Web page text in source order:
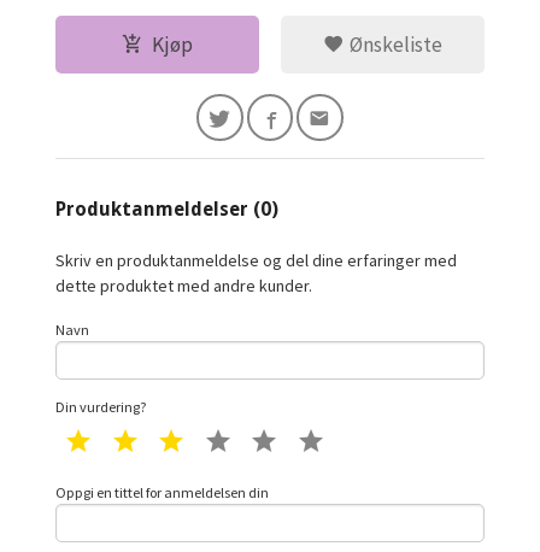
Kjøp Ønskeliste
Produktanmeldelser (0)
Skriv en produktanmeldelse og del dine erfaringer med
dette produktet med andre kunder.
Navn
Din vurdering?
1 star 2 star 3 star 4 star 5 star
Oppgi en tittel for anmeldelsen din